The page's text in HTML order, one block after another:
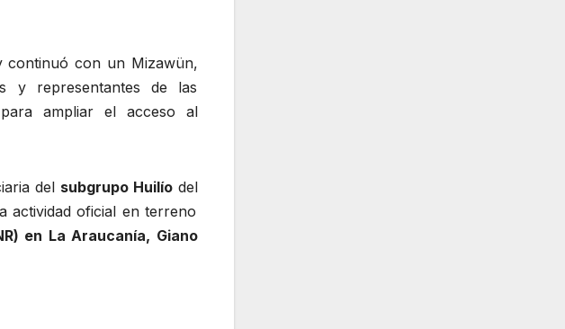
con un Mizawün,
y representantes de las
ampliar el acceso al
del subgrupo Huilíodel
actividad oficial en terreno
en La Araucanía, Giano